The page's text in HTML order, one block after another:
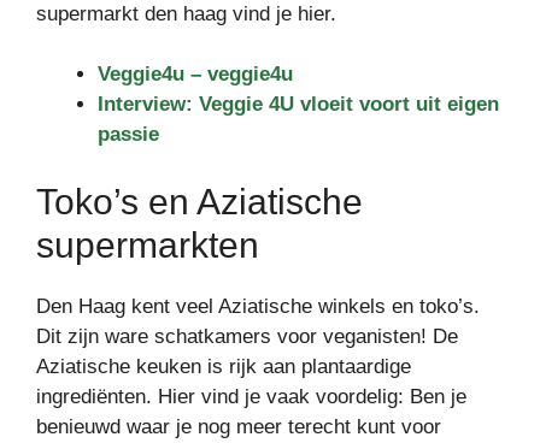
supermarkt den haag vind je hier.
Veggie4u – veggie4u
Interview: Veggie 4U vloeit voort uit eigen
passie
Toko’s en Aziatische
supermarkten
Den Haag kent veel Aziatische winkels en toko’s.
Dit zijn ware schatkamers voor veganisten! De
Aziatische keuken is rijk aan plantaardige
ingrediënten. Hier vind je vaak voordelig: Ben je
benieuwd waar je nog meer terecht kunt voor